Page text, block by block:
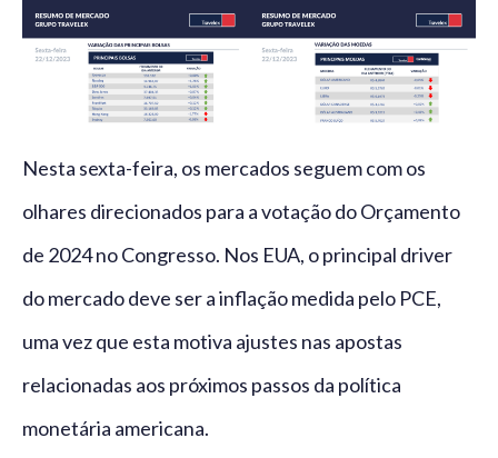
Nesta sexta-feira, os mercados seguem com os
olhares direcionados para a votação do Orçamento
de 2024 no Congresso. Nos EUA, o principal driver
do mercado deve ser a inflação medida pelo PCE,
uma vez que esta motiva ajustes nas apostas
relacionadas aos próximos passos da política
monetária americana.